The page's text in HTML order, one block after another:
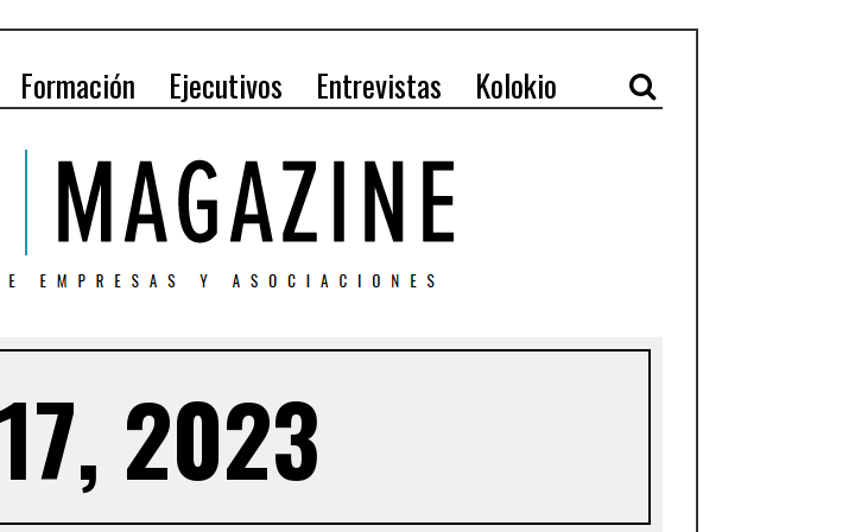
Formación Ejecutivos Entrevistas Kolokio
2023